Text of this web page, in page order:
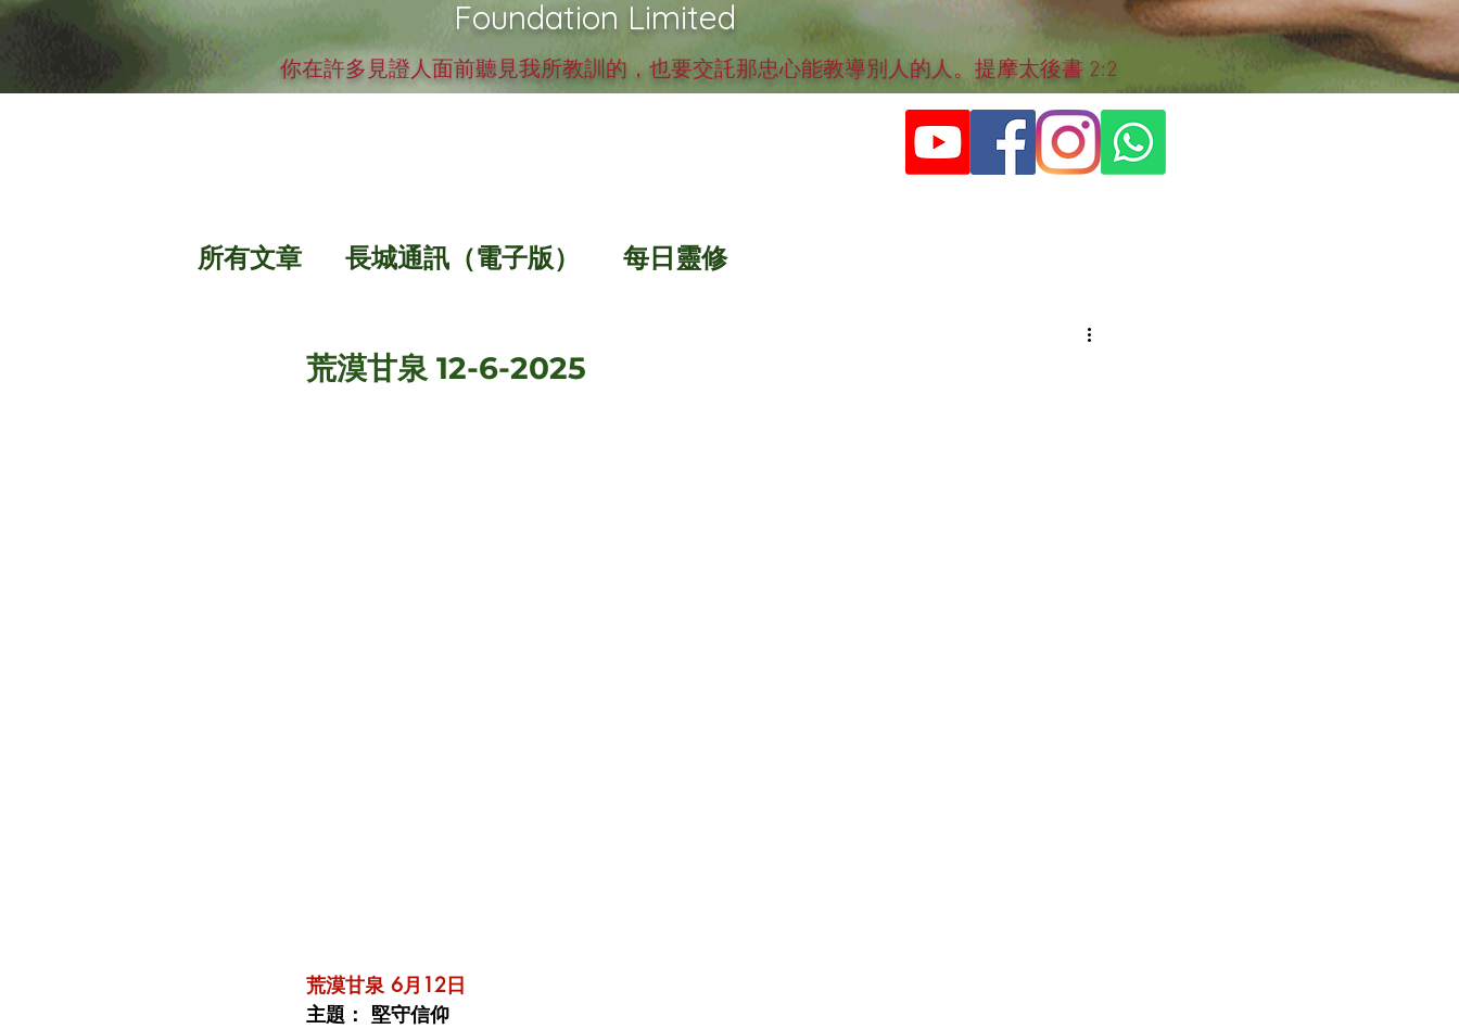
Foundation Limited
你在許多見證人面前聽見我所教訓的，也要交託那忠心能教導別人的人。提摩太後書 2:2
所有文章 長城通訊（電子版） 每日靈修
荒漠甘泉 12-6-2025
荒漠甘泉 6月12日
主題： 堅守信仰